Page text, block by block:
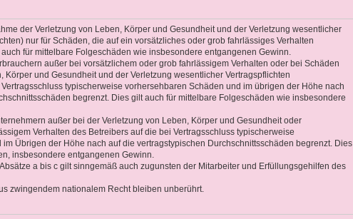
der Verletzung von Leben, Körper und Gesundheit und der Verletzung wesentlicher
nur für Schäden, die auf ein vorsätzliches oder grob fahrlässiges Verhalten
für mittelbare Folgeschäden wie insbesondere entgangenen Gewinn.
außer bei vorsätzlichem oder grob fahrlässigem Verhalten oder bei Schäden
Körper und Gesundheit und der Verletzung wesentlicher Vertragspflichten
typischerweise vorhersehbaren Schäden und im übrigen der Höhe nach
begrenzt. Dies gilt auch für mittelbare Folgeschäden wie insbesondere
außer bei der Verletzung von Leben, Körper und Gesundheit oder
Verhalten des Betreibers auf die bei Vertragsschluss typischerweise
Übrigen der Höhe nach auf die vertragstypischen Durchschnittsschäden begrenzt. Dies
insbesondere entgangenen Gewinn.
a bis c gilt sinngemäß auch zugunsten der Mitarbeiter und Erfüllungsgehilfen des
zwingendem nationalem Recht bleiben unberührt.